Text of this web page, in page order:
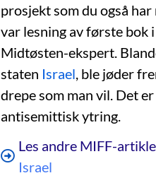
prosjekt som du også har
var lesning av første bok
Midtøsten-ekspert.
staten Israel , ble jøder
drepe som man vil. Det
antisemittisk ytring.
Les andre MIFF-
Israel